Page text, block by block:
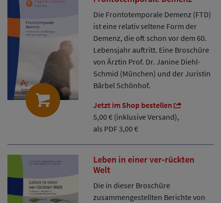
Die Frontotemporale Demenz (FTD)
ist eine relativ seltene Form der
Demenz, die oft schon vor dem 60.
Lebensjahr auftritt. Eine Broschüre
von Ärztin Prof. Dr. Janine Diehl-
Schmid (München) und der Juristin
Bärbel Schönhof.
Jetzt im Shop bestellen
5,00 € (inklusive Versand),
als PDF 3,00 €
Leben in einer ver-rückten
Welt
Die in dieser Broschüre
zusammengestellten Berichte von